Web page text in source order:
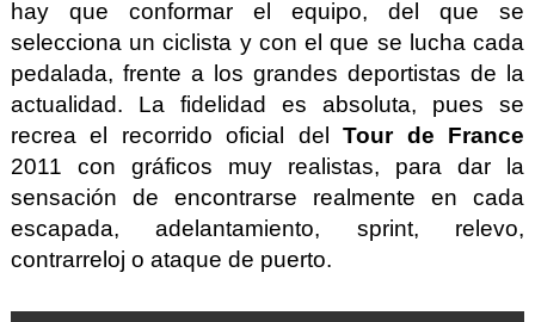
hay que conformar el equipo, del que se
selecciona un ciclista y con el que se lucha cada
pedalada, frente a los grandes deportistas de la
actualidad. La fidelidad es absoluta, pues se
recrea el recorrido oficial delTour de France
2011 con gráficos muy realistas, para dar la
sensación de encontrarse realmente en cada
escapada, adelantamiento, sprint, relevo,
contrarreloj o ataque de puerto.